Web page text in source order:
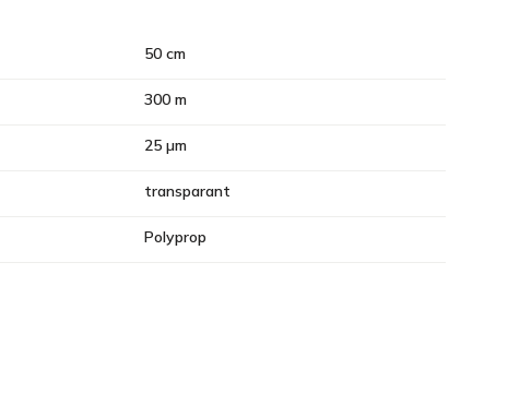
50 cm
300 m
25 µm
transparant
Polyprop